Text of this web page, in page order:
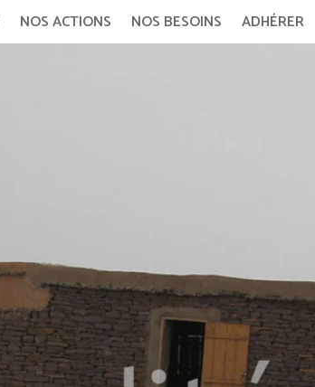
NOS ACTIONS NOS BESOINS ADHÉRER